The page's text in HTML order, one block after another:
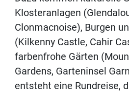
Klosteranlagen
Clonmacnoise), Burgen
(Kilkenny Castle, Cahir
farbenfrohe Gärten
Gardens, Garteninsel
entsteht eine Rundreise,